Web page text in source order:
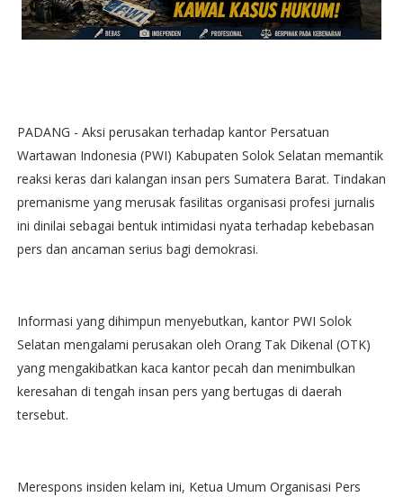
PADANG - Aksi perusakan terhadap kantor Persatuan
Wartawan Indonesia (PWI) Kabupaten Solok Selatan memantik
reaksi keras dari kalangan insan pers Sumatera Barat. Tindakan
premanisme yang merusak fasilitas organisasi profesi jurnalis
ini dinilai sebagai bentuk intimidasi nyata terhadap kebebasan
pers dan ancaman serius bagi demokrasi.
Informasi yang dihimpun menyebutkan, kantor PWI Solok
Selatan mengalami perusakan oleh Orang Tak Dikenal (OTK)
yang mengakibatkan kaca kantor pecah dan menimbulkan
keresahan di tengah insan pers yang bertugas di daerah
tersebut.
Merespons insiden kelam ini, Ketua Umum Organisasi Pers